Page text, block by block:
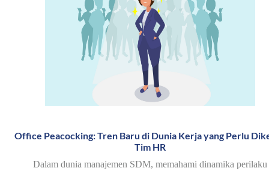
Office Peacocking: Tren Baru di Dunia Kerja yang Perlu
Tim HR
Dalam dunia manajemen SDM, memahami dinamika perilaku